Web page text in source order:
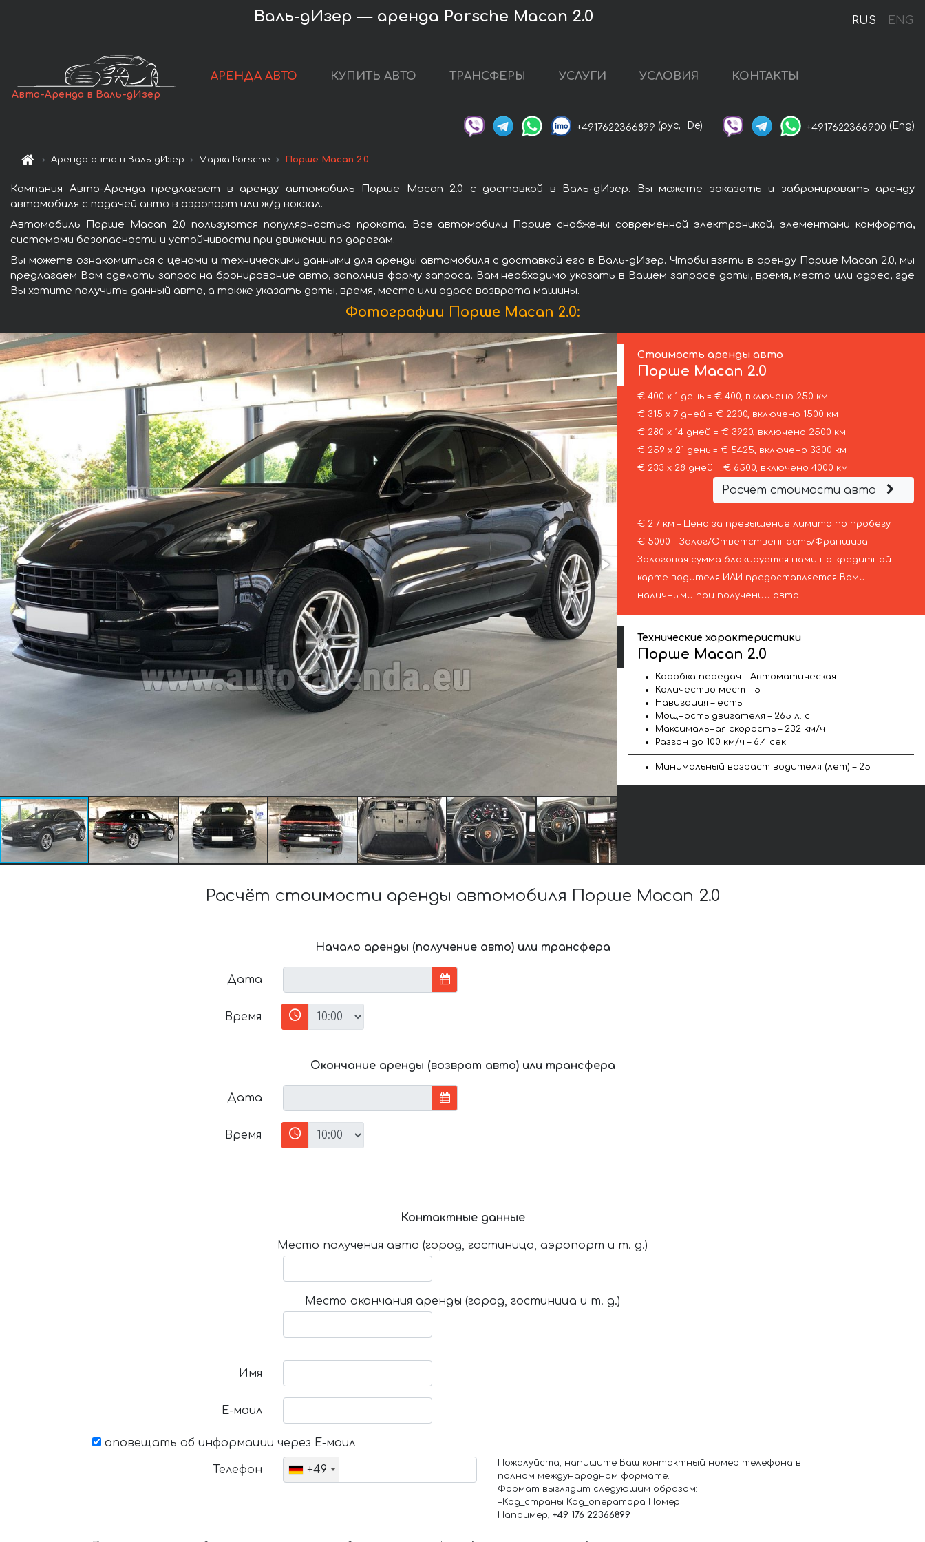
RUS ENG
Валь-дИзер — аренда Porsche Macan 2.0
Авто-Аренда в Валь-дИзер
АРЕНДА АВТО КУПИТЬ АВТО ТРАНСФЕРЫ УСЛУГИ УСЛОВИЯ КОНТАКТЫ
+4917622366899 (рус, De) +4917622366900 (Eng)
Аренда авто в Валь-дИзер Марка Porsche Порше Macan 2.0
Компания Авто-Аренда предлагает в аренду автомобиль Порше Macan 2.0 с доставкой в Валь-дИзер. Вы можете заказать и забронировать аренду
автомобиля с подачей авто в аэропорт или ж/д вокзал.
Автомобиль Порше Macan 2.0 пользуются популярностью проката. Все автомобили Порше снабжены современной электроникой, элементами комфорта,
системами безопасности и устойчивости при движении по дорогам.
Вы можете ознакомиться с ценами и техническими данными для аренды автомобиля с доставкой его в Валь-дИзер. Чтобы взять в аренду Порше Macan 2.0, мы
предлагаем Вам сделать запрос на бронирование авто, заполнив форму запроса. Вам необходимо указать в Вашем запросе даты, время, место или адрес, где
Вы хотите получить данный авто, а также указать даты, время, место или адрес возврата машины.
Фотографии Порше Macan 2.0:
Стоимость аренды авто
Порше Macan 2.0
€ 400 х 1 день = € 400, включено 250 км
€ 315 х 7 дней = € 2200, включено 1500 км
€ 280 х 14 дней = € 3920, включено 2500 км
€ 259 х 21 день = € 5425, включено 3300 км
€ 233 х 28 дней = € 6500, включено 4000 км
Расчёт стоимости авто
€ 2 / км – Цена за превышение лимита по пробегу
€ 5000 – Залог/Ответственность/Франшиза.
Залоговая сумма блокируется нами на кредитной
карте водителя ИЛИ предоставляется Вами
наличными при получении авто.
Технические характеристики
Порше Macan 2.0
Коробка передач – Автоматическая
Количество мест – 5
Навигация – есть
Мощность двигателя – 265 л. с.
Максимальная скорость – 232 км/ч
Разгон до 100 км/ч – 6.4 сек
Минимальный возраст водителя (лет) – 25
Расчёт стоимости аренды автомобиля Порше Macan 2.0
Начало аренды (получение авто) или трансфера
Дата
Время
Окончание аренды (возврат авто) или трансфера
Дата
Время
Контактные данные
Место получения авто (город, гостиница, аэропорт и т. д.)
Место окончания аренды (город, гостиница и т. д.)
Имя
Е-маил
оповещать об информации через Е-маил
Телефон +49
Пожалуйста, напишите Ваш контактный номер телефона в
полном международном формате.
Формат выглядит следующим образом:
+Код_страны Код_оператора Номер
Например, +49 176 22366899